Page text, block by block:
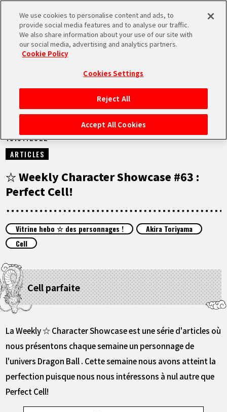
MEN
ACCUEIL
NEWS
À NE PAS MANQUER
ARTICLES
LANGUAGE
JP
EN FR DE ES
NEWS
19.07.2022
ARTICLES
☆ Weekly Character Showcase #63 :
Perfect Cell!
Vitrine hebo ☆ des personnages !
Akira Toriyama
Cell
Cell parfaite
La Weekly ☆ Character Showcase est une série d'articles où
nous présentons chaque semaine un personnage de
l'univers Dragon Ball . Cette semaine nous avons atteint la
perfection puisque nous nous intéressons à nul autre que
Perfect Cell!
We use cookies to personalise content and ads, to
provide social media features and to analyse our traffic.
We also share information about your use of our site with
our social media, advertising and analytics partners.
Cookie Policy
Cookies Settings
Reject All
Accept All Cookies